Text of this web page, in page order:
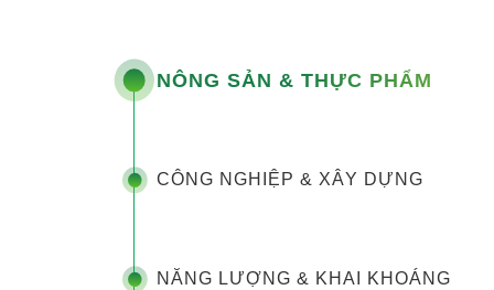
NÔNG SẢN & THỰC PHẨM
CÔNG NGHIỆP & XÂY DỰNG
NĂNG LƯỢNG & KHAI KHOÁNG